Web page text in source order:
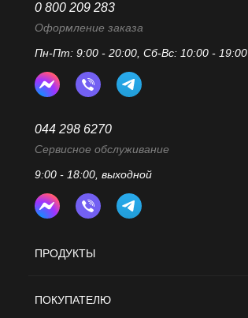
ПРОДУКТЫ
ПОКУПАТЕЛЮ
0 800 209 283
Оформление заказа
Пн-Пт: 9:00 - 20:00, Сб-Вс: 10:00 - 19:00
044 298 6270
Сервисное обслуживание
9:00 - 18:00, выходной